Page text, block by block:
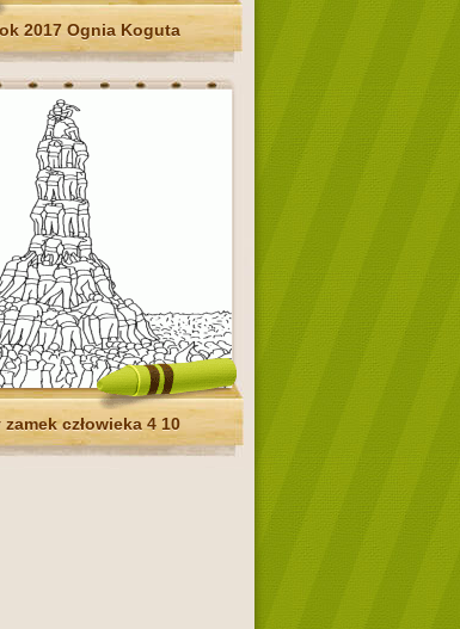
2017 Ognia Koguta
zamek człowieka 4 10